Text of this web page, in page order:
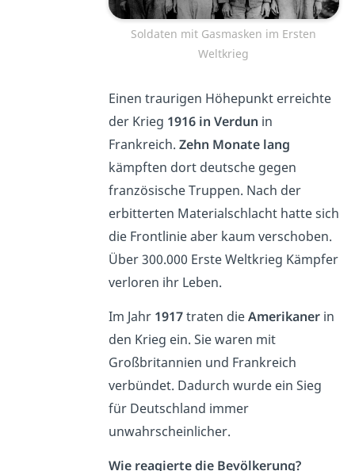
Soldaten mit Gasmasken im Ersten
Weltkrieg
Einen traurigen Höhepunkt erreichte
der Krieg 1916 in Verdun in
Frankreich. Zehn Monate lang
kämpften dort deutsche gegen
französische Truppen. Nach der
erbitterten Materialschlacht hatte sich
die Frontlinie aber kaum verschoben.
Über 300.000 Erste Weltkrieg Kämpfer
verloren ihr Leben.
Im Jahr 1917traten dieAmerikanerin
den Krieg ein. Sie waren mit
Großbritannien und Frankreich
verbündet. Dadurch wurde ein Sieg
für Deutschland immer
unwahrscheinlicher.
Wie reagierte die Bevölkerung?